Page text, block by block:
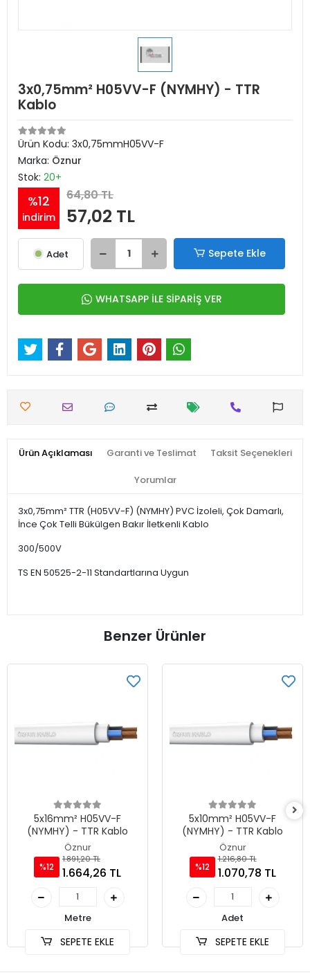
3x0,75mm² H05VV-F (NYMHY) - TTR
Kablo
Ürün Kodu: 3x0,75mmH05VV-F
Marka: Öznur
Stok: 20+
%12
indirim
64,80 TL
57,02 TL
Adet Sepete Ekle
WHATSAPP İLE SİPARİŞ VER
Ürün Açıklaması Garanti ve Teslimat Taksit Seçenekleri
Yorumlar
3x0,75mm² TTR (H05VV-F) (NYMHY) PVC İzoleli, Çok Damarlı,
İnce Çok Telli Bükülgen Bakır İletkenli Kablo
300/500V
TS EN 50525-2-11 Standartlarına Uygun
Benzer Ürünler
5x16mm² H05VV-F
(NYMHY) - TTR Kablo
Öznur
%12
1.891,20 TL
1.664,26 TL
Metre
SEPETE EKLE
5x10mm² H05VV-F
(NYMHY) - TTR Kablo
Öznur
%12
1.216,80 TL
1.070,78 TL
Adet
SEPETE EKLE